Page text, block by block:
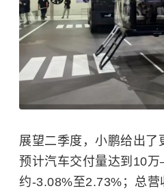
展望二季度，小鹏给出了
预计汽车交付量达到10
约-3.08%至2.73%；总